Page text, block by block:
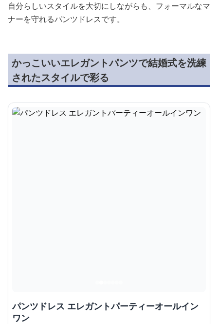
自分らしいスタイルを大切にしながらも、フォーマルなマ
ナーを守れるパンツドレスです。
かっこいいエレガントパンツで結婚式を洗練
されたスタイルで彩る
パンツドレス エレガントパーティーオールイン
ワン